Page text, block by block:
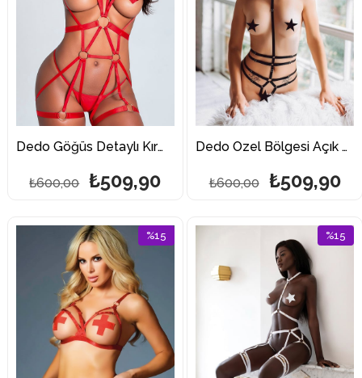
Dedo Göğüs Detaylı Kırmızı Lastik Harness
₺509,90
₺600,00
Dedo Özel Bölgesi Açık Lastik Harness Aksesuar
₺509,90
₺600,00
%15
%15İndirim
%15